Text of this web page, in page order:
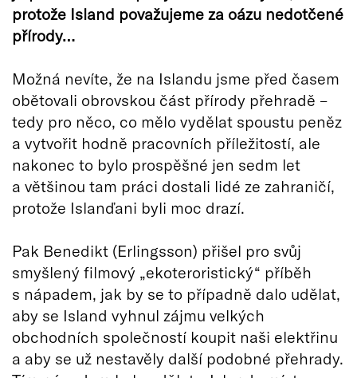
protože Island považujeme za oázu nedotčené
přírody…
Možná nevíte, že na Islandu jsme před časem
obětovali obrovskou část přírody přehradě –
tedy pro něco, co mělo vydělat spoustu peněz
a vytvořit hodně pracovních příležitostí, ale
nakonec to bylo prospěšné jen sedm let
a většinou tam práci dostali lidé ze zahraničí,
protože Islanďani byli moc drazí.
Pak Benedikt (Erlingsson) přišel pro svůj
smyšlený filmový „ekoteroristický“ příběh
s nápadem, jak by se to případně dalo udělat,
aby se Island vyhnul zájmu velkých
obchodních společností koupit naši elektřinu
a aby se už nestavěly další podobné přehrady.